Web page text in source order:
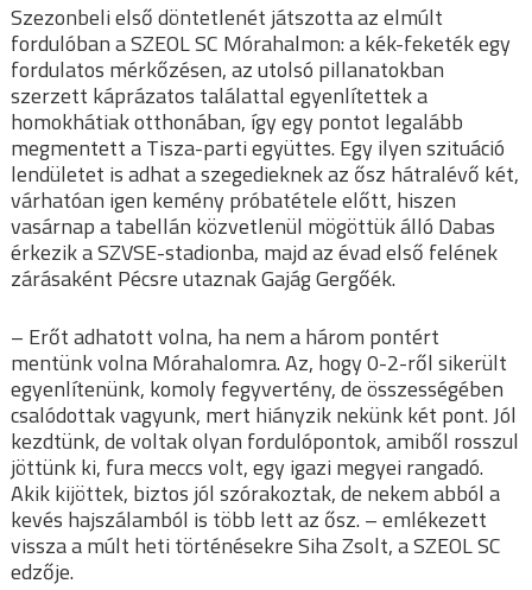
Szezonbeli első döntetlenét játszotta az elmúlt
fordulóban a SZEOL SC Mórahalmon: a kék-feketék egy
fordulatos mérkőzésen, az utolsó pillanatokban
szerzett káprázatos találattal egyenlítettek a
homokhátiak otthonában, így egy pontot legalább
megmentett a Tisza-parti együttes. Egy ilyen szituáció
lendületet is adhat a szegedieknek az ősz hátralévő két,
várhatóan igen kemény próbatétele előtt, hiszen
vasárnap a tabellán közvetlenül mögöttük álló Dabas
érkezik a SZVSE-stadionba, majd az évad első felének
zárásaként Pécsre utaznak Gajág Gergőék.
– Erőt adhatott volna, ha nem a három pontért
mentünk volna Mórahalomra. Az, hogy 0-2-ről sikerült
egyenlítenünk, komoly fegyvertény, de összességében
csalódottak vagyunk, mert hiányzik nekünk két pont. Jól
kezdtünk, de voltak olyan fordulópontok, amiből rosszul
jöttünk ki, fura meccs volt, egy igazi megyei rangadó.
Akik kijöttek, biztos jól szórakoztak, de nekem abból a
kevés hajszálamból is több lett az ősz. – emlékezett
vissza a múlt heti történésekre Siha Zsolt, a SZEOL SC
edzője.